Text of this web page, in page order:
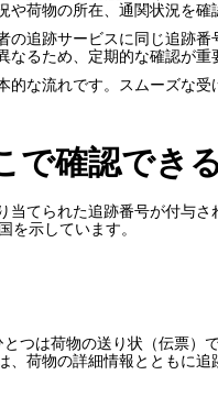
荷物の所在、通関状況を確
の追跡サービスに同じ追跡
るため、定期的な確認が重
な流れです。スムーズな
で確認でき
当てられた追跡番号が付与
を示しています。
つは荷物の送り状（伝票
荷物の詳細情報とともに